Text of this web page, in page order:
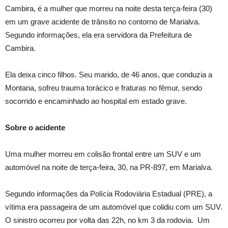
Cambira, é a mulher que morreu na noite desta terça-feira (30)
em um grave acidente de trânsito no contorno de Marialva.
Segundo informações, ela era servidora da Prefeitura de
Cambira.
Ela deixa cinco filhos. Seu marido, de 46 anos, que conduzia a
Montana, sofreu trauma torácico e fraturas no fêmur, sendo
socorrido e encaminhado ao hospital em estado grave.
Sobre o acidente
Uma mulher morreu em colisão frontal entre um SUV e um
automóvel na noite de terça-feira, 30, na PR-897, em Marialva.
Segundo informações da Polícia Rodoviária Estadual (PRE), a
vítima era passageira de um automóvel que colidiu com um SUV.
O sinistro ocorreu por volta das 22h, no km 3 da rodovia. Um